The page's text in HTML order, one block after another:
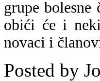
grupe bolesne
obići će i
novaci i
Posted by